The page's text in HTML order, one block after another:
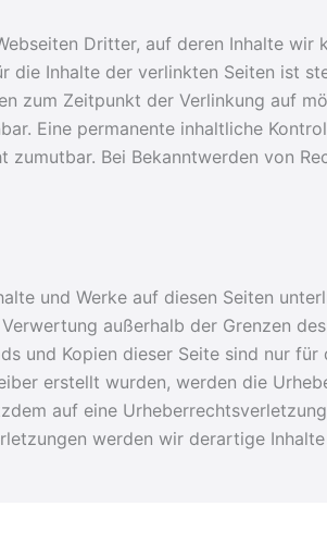
Dritter, auf deren Inhalte
die Inhalte der verlinkten Seiten ist
zum Zeitpunkt der Verlinkung auf
Eine permanente inhaltliche
zumutbar. Bei Bekanntwerden von
und Werke auf diesen Seiten
außerhalb der Grenzen
und Kopien dieser Seite sind nur
erstellt wurden, werden die
auf eine
werden wir derartige